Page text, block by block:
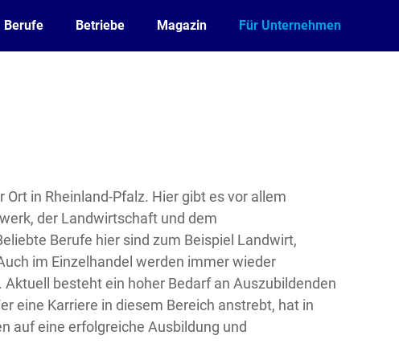
Berufe Betriebe Magazin Für Unternehmen
Ort in Rheinland-Pfalz. Hier gibt es vor allem
der Landwirtschaft und dem
Berufe hier sind zum Beispiel Landwirt,
im Einzelhandel werden immer wieder
besteht ein hoher Bedarf an Auszubildenden
eine Karriere in diesem Bereich anstrebt, hat in
auf eine erfolgreiche Ausbildung und